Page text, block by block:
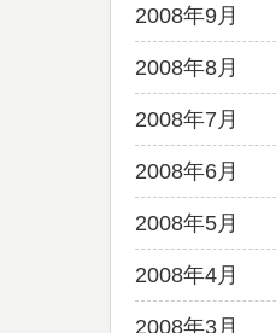
2008年9月
2008年8月
2008年7月
2008年6月
2008年5月
2008年4月
2008年3月